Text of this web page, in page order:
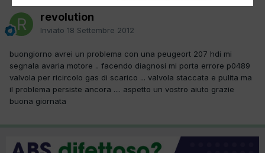
revolution
Inviato 18 Settembre 2012
buongiorno avrei un problema con una peugeort 207 hdi mi
segnala avaria motore .. facendo diagnosi mi porta errore p0489
valvola per ricircolo gas di scarico ... valvola staccata e pulita ma
il problema persiste ancora .... aspetto un vostro aiuto grazie
buona giornata